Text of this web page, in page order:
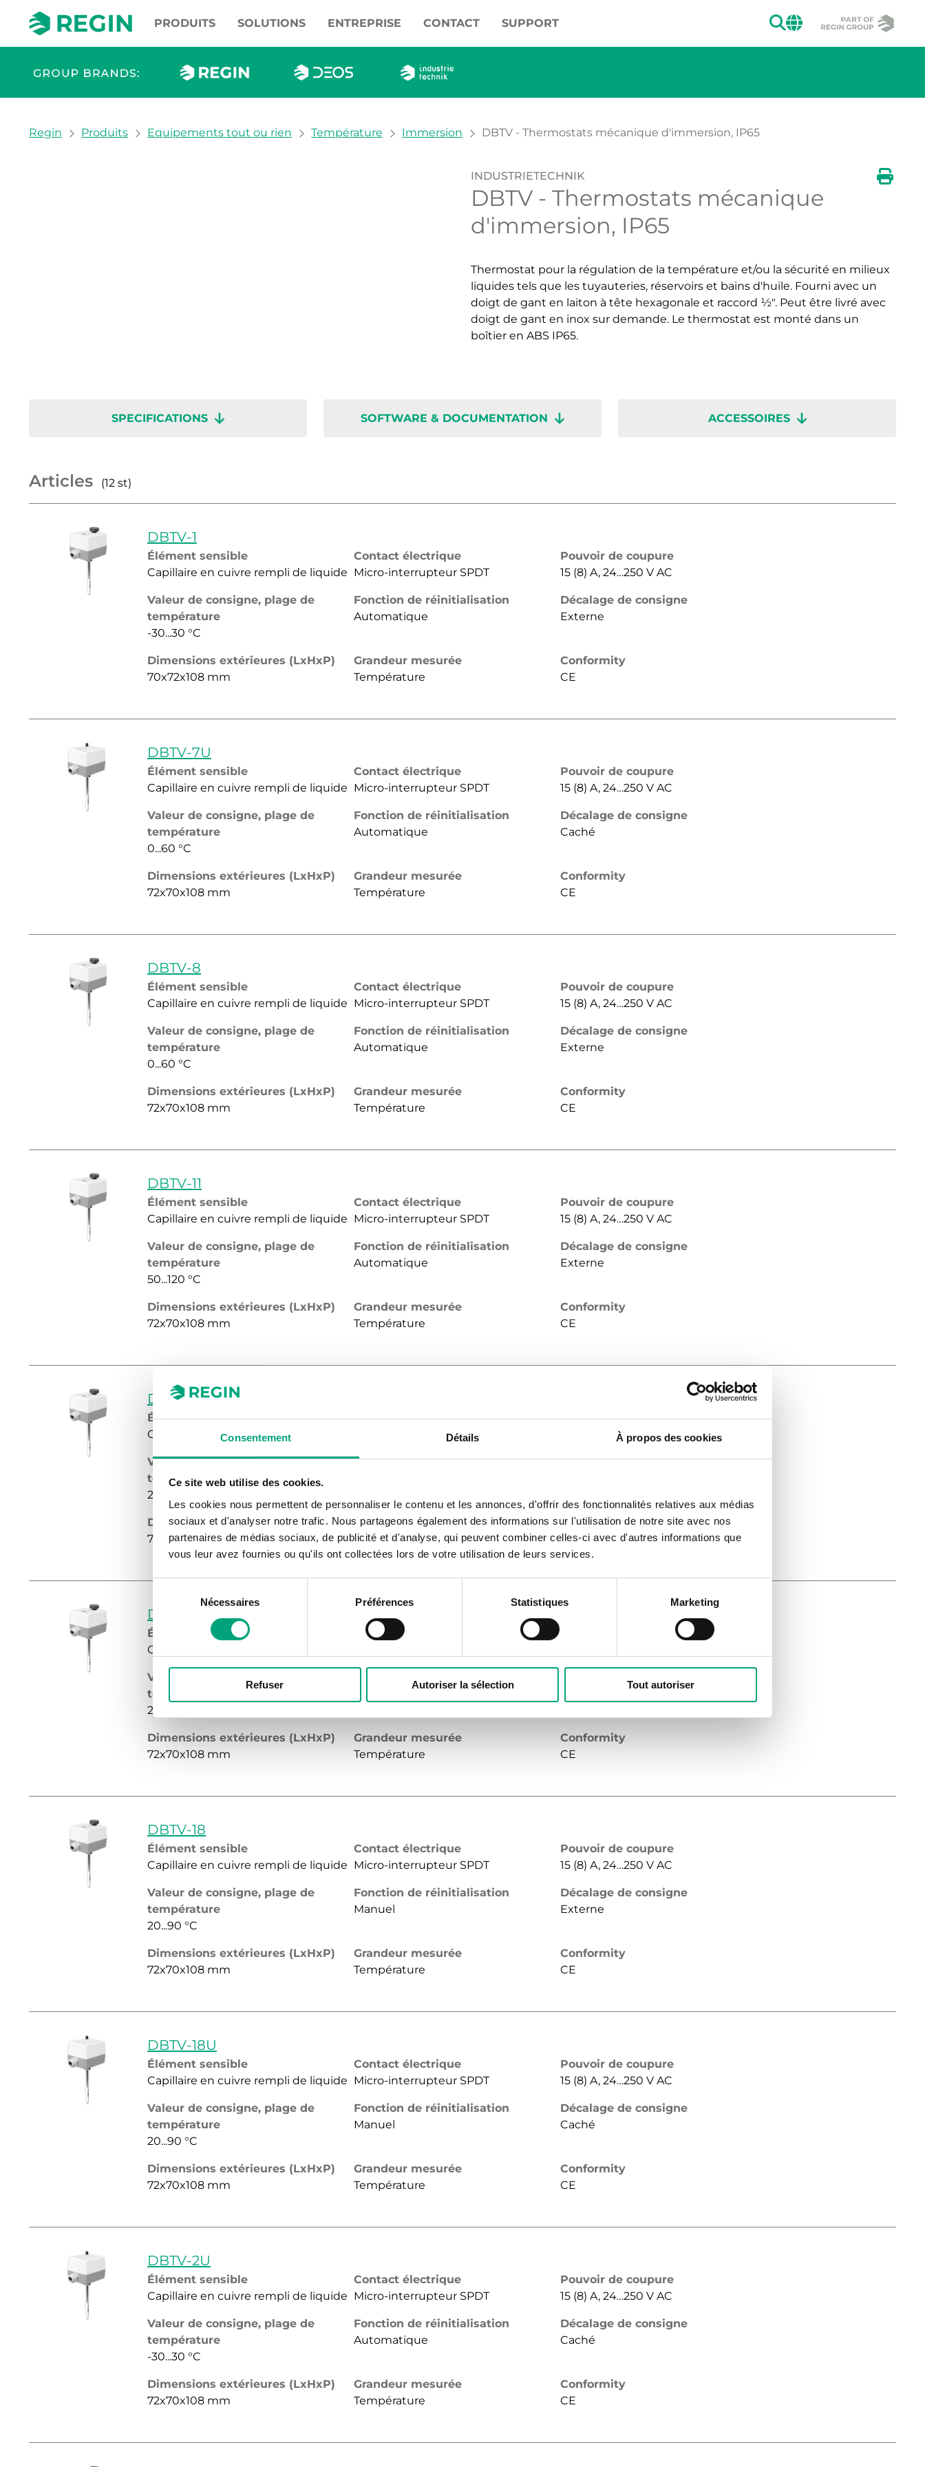
Consentement Détails À propos des cookies
Ce site web utilise des cookies.
Les cookies nous permettent de personnaliser le contenu et les annonces, d'offrir des fonctionnalités relatives aux médias
sociaux et d'analyser notre trafic. Nous partageons également des informations sur l'utilisation de notre site avec nos
partenaires de médias sociaux, de publicité et d'analyse, qui peuvent combiner celles-ci avec d'autres informations que
vous leur avez fournies ou qu'ils ont collectées lors de votre utilisation de leurs services.
consentement
Nécessaires Préférences Statistiques Marketing
Refuser Autoriser la sélection Tout autoriser
PRODUITS SOLUTIONS ENTREPRISE CONTACT SUPPORT RECHERCHER
CHANGE
You are here:
Regin Produits Equipements tout ou rien Température Immersion DBTV - Thermostats mécanique d'immersion, IP65
INDUSTRIETECHNIK
DBTV - Thermostats mécanique
d'immersion, IP65
Thermostat pour la régulation de la température et/ou la sécurité en milieux
liquides tels que les tuyauteries, réservoirs et bains d'huile. Fourni avec un
doigt de gant en laiton à tête hexagonale et raccord ½". Peut être livré avec
doigt de gant en inox sur demande. Le thermostat est monté dans un
boîtier en ABS IP65.
SPECIFICATIONS SOFTWARE & DOCUMENTATION ACCESSOIRES
Articles (12 st)
DBTV-1
Élément sensible
Capillaire en cuivre rempli de liquide
Contact électrique
Micro-interrupteur SPDT
Pouvoir de coupure
15 (8) A, 24…250 V AC
Valeur de consigne, plage de
température
-30...30 °C
Fonction de réinitialisation
Automatique
Décalage de consigne
Externe
Dimensions extérieures (LxHxP)
70x72x108 mm
Grandeur mesurée
Température
Conformity
CE
DBTV-7U
Élément sensible
Capillaire en cuivre rempli de liquide
Contact électrique
Micro-interrupteur SPDT
Pouvoir de coupure
15 (8) A, 24…250 V AC
Valeur de consigne, plage de
température
0...60 °C
Fonction de réinitialisation
Automatique
Décalage de consigne
Caché
Dimensions extérieures (LxHxP)
72x70x108 mm
Grandeur mesurée
Température
Conformity
CE
DBTV-8
Élément sensible
Capillaire en cuivre rempli de liquide
Contact électrique
Micro-interrupteur SPDT
Pouvoir de coupure
15 (8) A, 24…250 V AC
Valeur de consigne, plage de
température
0...60 °C
Fonction de réinitialisation
Automatique
Décalage de consigne
Externe
Dimensions extérieures (LxHxP)
72x70x108 mm
Grandeur mesurée
Température
Conformity
CE
DBTV-11
Élément sensible
Capillaire en cuivre rempli de liquide
Contact électrique
Micro-interrupteur SPDT
Pouvoir de coupure
15 (8) A, 24…250 V AC
Valeur de consigne, plage de
température
50...120 °C
Fonction de réinitialisation
Automatique
Décalage de consigne
Externe
Dimensions extérieures (LxHxP)
72x70x108 mm
Grandeur mesurée
Température
Conformity
CE
DBTV-16
Élément sensible
Capillaire en cuivre rempli de liquide
Contact électrique
Micro-interrupteur SPDT
Pouvoir de coupure
15 (8) A, 24…250 V AC
Valeur de consigne, plage de
température
20...90 °C
Fonction de réinitialisation
Décalage de consigne
Dimensions extérieures (LxHxP)
72x70x108 mm
Grandeur mesurée
Température
Conformity
CE
DBTV-17
Élément sensible
Capillaire en cuivre rempli de liquide
Contact électrique
Valeur de consigne, plage de
température
20...90 °C
Dimensions extérieures (LxHxP)
72x70x108 mm
Grandeur mesurée
Température
Conformity
CE
DBTV-18
Élément sensible
Capillaire en cuivre rempli de liquide
Contact électrique
Micro-interrupteur SPDT
Pouvoir de coupure
15 (8) A, 24…250 V AC
Valeur de consigne, plage de
température
20...90 °C
Fonction de réinitialisation
Manuel
Décalage de consigne
Externe
Dimensions extérieures (LxHxP)
72x70x108 mm
Grandeur mesurée
Température
Conformity
CE
DBTV-18U
Élément sensible
Capillaire en cuivre rempli de liquide
Contact électrique
Micro-interrupteur SPDT
Pouvoir de coupure
15 (8) A, 24…250 V AC
Valeur de consigne, plage de
température
20...90 °C
Fonction de réinitialisation
Manuel
Décalage de consigne
Caché
Dimensions extérieures (LxHxP)
72x70x108 mm
Grandeur mesurée
Température
Conformity
CE
DBTV-2U
Élément sensible
Capillaire en cuivre rempli de liquide
Contact électrique
Micro-interrupteur SPDT
Pouvoir de coupure
15 (8) A, 24…250 V AC
Valeur de consigne, plage de
température
-30...30 °C
Fonction de réinitialisation
Automatique
Décalage de consigne
Caché
Dimensions extérieures (LxHxP)
72x70x108 mm
Grandeur mesurée
Température
Conformity
CE